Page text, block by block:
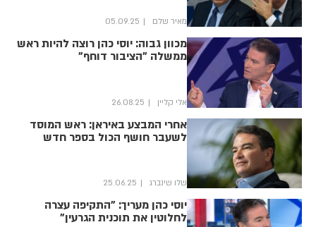
מאיר שלם 05.09.25
מכוון גבוה: יוסי כהן רוצה להיות ראש
ממשלה "הציבור דוחף"
אלי קליין 26.08.25
אחרי המבצע באיראן: ראש המוסד
לשעבר חושף הכול בספר חדש
שלו שינברג 25.06.25
יוסי כהן מעריך: "התקיפה עצרה
לחלוטין את תוכנית הגרעין"